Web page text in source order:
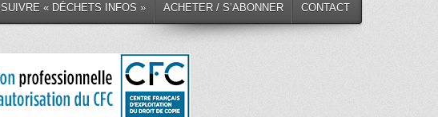
SUIVRE « DÉCHETS INFOS » ACHETER / S’ABONNER CONTACT